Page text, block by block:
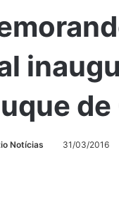
Notícias 31/03/2016